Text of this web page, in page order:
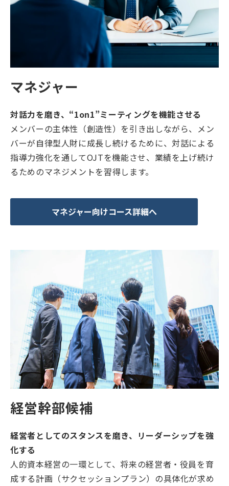
マネジャー
対話力を磨き、“1on1”ミーティングを機能させる
メンバーの主体性（創造性）を引き出しながら、メン
バーが自律型人財に成長し続けるために、対話による
指導力強化を通してOJTを機能させ、業績を上げ続け
るためのマネジメントを習得します。
マネジャー向けコース詳細へ
経営幹部候補
経営者としてのスタンスを磨き、リーダーシップを強
化する
人的資本経営の一環として、将来の経営者・役員を育
成する計画（サクセッションプラン）の具体化が求め